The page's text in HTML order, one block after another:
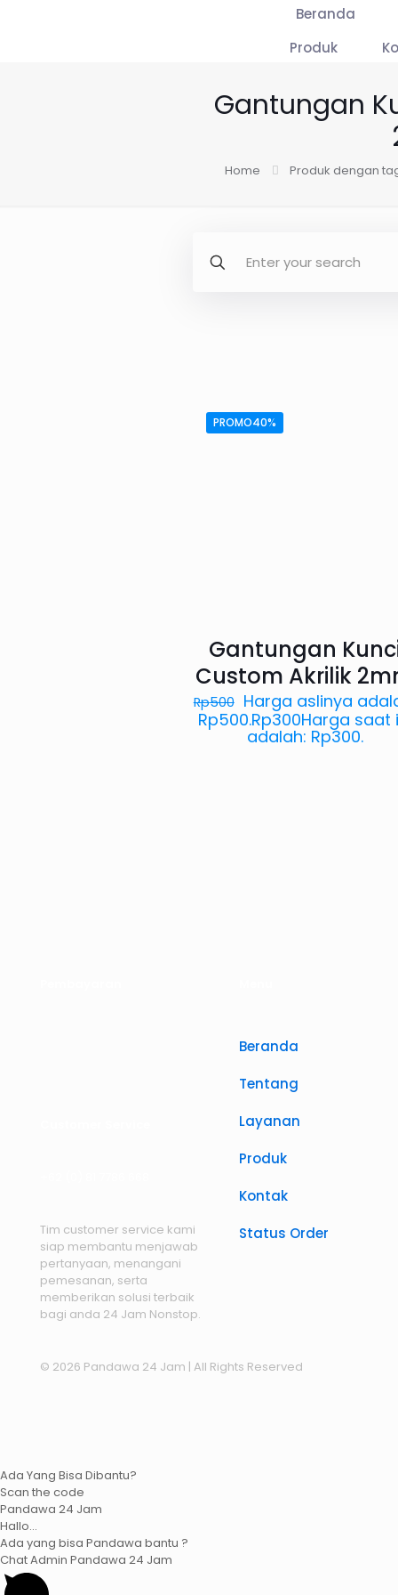
Beranda
Produk
Gantungan
Home Produk dengan
PROMO40%
Gantungan
Custom Akrilik
Rp500 Harga aslinya
Rp500.Rp300Harga saat
adalah: Rp300.
Tim customer service kami
siap membantu menjawab
pertanyaan, menangani
pemesanan, serta
memberikan solusi terbaik
bagi anda 24 Jam Nonstop.
Beranda
Tentang
Layanan
Produk
Kontak
Status Order
© 2026 Pandawa 24 Jam | All Rights Reserved
Ada Yang Bisa Dibantu?
Scan the code
Pandawa 24 Jam
Hallo...
Ada yang bisa Pandawa bantu ?
Chat Admin Pandawa 24 Jam